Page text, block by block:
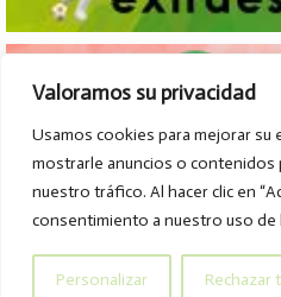
Valoramos su privacidad
Usamos cookies para mejorar su
mostrarle anuncios o contenidos
nuestro tráfico. Al hacer clic en
consentimiento a nuestro uso de
Personalizar Rechazar
© Col·legi Parroquial
Tel.
info@col-